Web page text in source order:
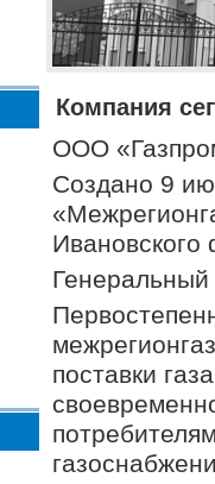
Компания
ООО
Создано 9
поставки